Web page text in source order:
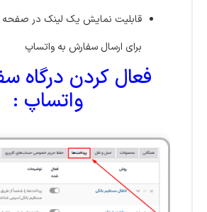
قابلیت نمایش یک لینک در صفحه
برای ارسال سفارش به واتساپ
فعال کردن درگاه
واتساپ :